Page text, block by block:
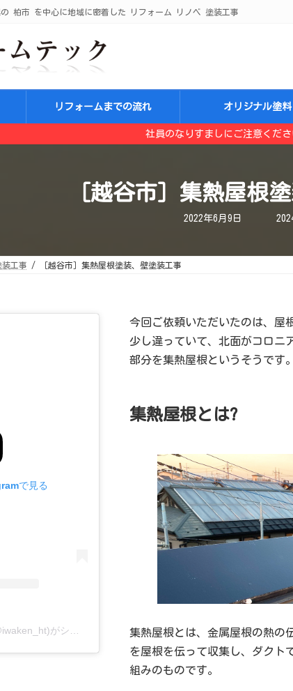
柏市 を中心に地域に密着した リフォーム リノベ 塗装工事
リフォームまでの流れ オリジナル塗料
社員のなりすましにご注意くだ
［越谷市］集熱屋根
2022年6月9日
最
日
装工事 ［越谷市］集熱屋根塗装、壁塗装工事
今回ご依頼いただいたのは、屋
少し違っていて、北面がコロニ
部分を集熱屋根というそうです。
集熱屋根とは?
集熱屋根とは、金属屋根の熱の
を屋根を伝って収集し、ダクト
組みのものです。
で見る
岩建ホームテックweb担(@iwaken_ht)がシェアした投稿